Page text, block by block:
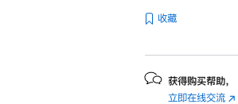
收藏
获得购买帮助，
立即在线交流 (在